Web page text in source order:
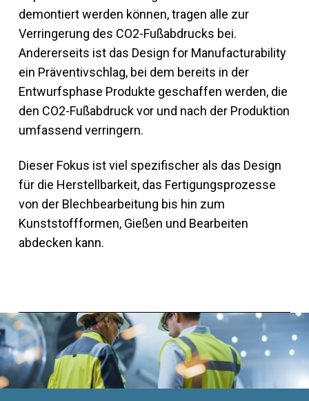
demontiert werden können, tragen alle zur
Verringerung des CO2-Fußabdrucks bei.
Andererseits ist das Design for Manufacturability
ein Präventivschlag, bei dem bereits in der
Entwurfsphase Produkte geschaffen werden, die
den CO2-Fußabdruck vor und nach der Produktion
umfassend verringern.
Dieser Fokus ist viel spezifischer als das Design
für die Herstellbarkeit, das Fertigungsprozesse
von der Blechbearbeitung bis hin zum
Kunststoffformen, Gießen und Bearbeiten
abdecken kann.